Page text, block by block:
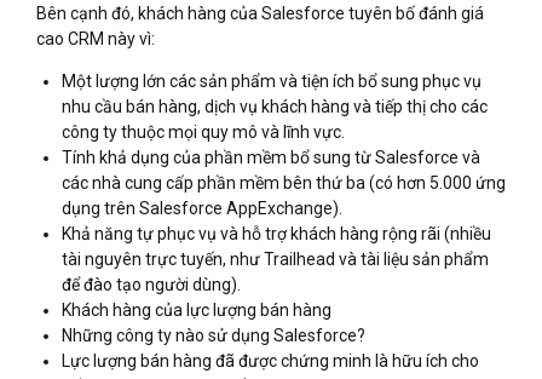
Bên cạnh đó, khách hàng của Salesforce tuyên bố đánh giá
cao CRM này vì:
Một lượng lớn các sản phẩm và tiện ích bổ sung phục vụ
nhu cầu bán hàng, dịch vụ khách hàng và tiếp thị cho các
công ty thuộc mọi quy mô và lĩnh vực.
Tính khả dụng của phần mềm bổ sung từ Salesforce và
các nhà cung cấp phần mềm bên thứ ba (có hơn 5.000 ứng
dụng trên Salesforce AppExchange).
Khả năng tự phục vụ và hỗ trợ khách hàng rộng rãi (nhiều
tài nguyên trực tuyến, như Trailhead và tài liệu sản phẩm
để đào tạo người dùng).
Khách hàng của lực lượng bán hàng
Những công ty nào sử dụng Salesforce?
Lực lượng bán hàng đã được chứng minh là hữu ích cho